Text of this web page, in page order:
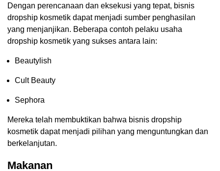
Dengan perencanaan dan eksekusi yang tepat, bisnis
dropship kosmetik dapat menjadi sumber penghasilan
yang menjanjikan. Beberapa contoh pelaku usaha
dropship kosmetik yang sukses antara lain:
Beautylish
Cult Beauty
Sephora
Mereka telah membuktikan bahwa bisnis dropship
kosmetik dapat menjadi pilihan yang menguntungkan dan
berkelanjutan.
Makanan